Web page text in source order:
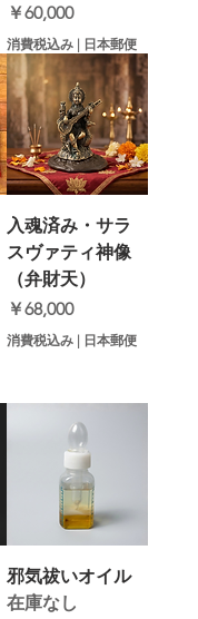
価格
￥60,000
消費税込み| 日本郵便
入魂済み・サラ
スヴァティ神像
（弁財天）
価格
￥68,000
消費税込み| 日本郵便
邪気祓いオイル
在庫なし